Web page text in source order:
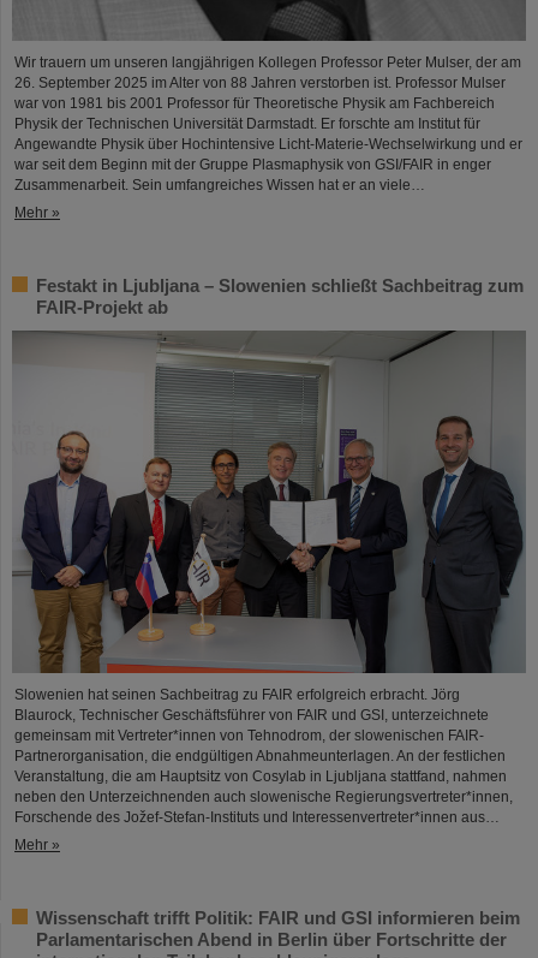
Wir trauern um unseren langjährigen Kollegen Professor Peter Mulser, der am
26. September 2025 im Alter von 88 Jahren verstorben ist. Professor Mulser
war von 1981 bis 2001 Professor für Theoretische Physik am Fachbereich
Physik der Technischen Universität Darmstadt. Er forschte am Institut für
Angewandte Physik über Hochintensive Licht-Materie-Wechselwirkung und er
war seit dem Beginn mit der Gruppe Plasmaphysik von GSI/FAIR in enger
Zusammenarbeit. Sein umfangreiches Wissen hat er an viele…
Mehr »
Festakt in Ljubljana – Slowenien schließt Sachbeitrag zum
FAIR-Projekt ab
Slowenien hat seinen Sachbeitrag zu FAIR erfolgreich erbracht. Jörg
Blaurock, Technischer Geschäftsführer von FAIR und GSI, unterzeichnete
gemeinsam mit Vertreter*innen von Tehnodrom, der slowenischen FAIR-
Partnerorganisation, die endgültigen Abnahmeunterlagen. An der festlichen
Veranstaltung, die am Hauptsitz von Cosylab in Ljubljana stattfand, nahmen
neben den Unterzeichnenden auch slowenische Regierungsvertreter*innen,
Forschende des Jožef-Stefan-Instituts und Interessenvertreter*innen aus…
Mehr »
Wissenschaft trifft Politik: FAIR und GSI informieren beim
Parlamentarischen Abend in Berlin über Fortschritte der